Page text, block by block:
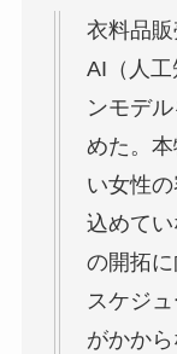
衣料品
AI（人工
ンモデ
めた。
い女性
込めて
の開拓に
スケジ
がかか